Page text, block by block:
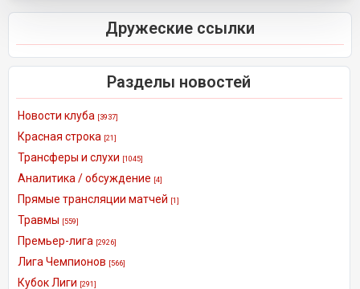
Дружеские ссылки
Разделы новостей
Новости клуба [3937]
Красная строка [21]
Трансферы и слухи [1045]
Аналитика / обсуждение [4]
Прямые трансляции матчей [1]
Травмы [559]
Премьер-лига [2926]
Лига Чемпионов [566]
Кубок Лиги [291]